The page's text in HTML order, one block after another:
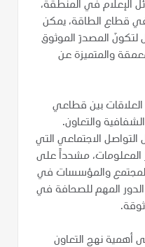
الإعلام في المنطقة،
قطاع الطاقة، يمكن
لتكونَ المصدرَ الموثوق
والمتميزة عن
بين قطاعي
والتعاون.
الاجتماعي التي
مشدداً على
والمؤسسات في
المهم للصحافة في
أهمية نهج التعاون